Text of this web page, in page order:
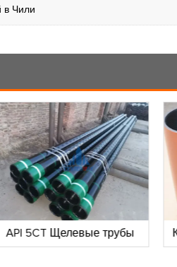
в Чили
API 5CT Щелевые трубы